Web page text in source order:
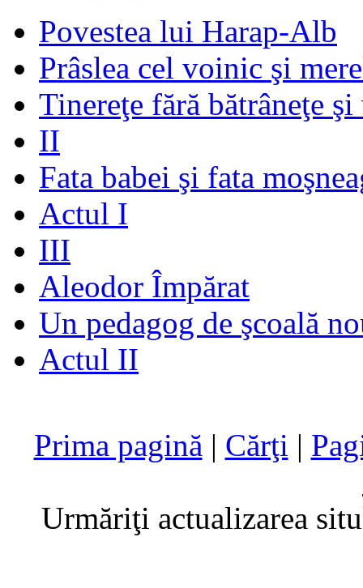
Povestea lui Harap-Alb
Prâslea cel voinic şi
Tinereţe fără bătrâneţe
II
Fata babei şi fata
Actul I
III
Aleodor Împărat
Un pedagog de şcoală
Actul II
Prima pagină | Cărţi |
Urmăriţi actualizarea